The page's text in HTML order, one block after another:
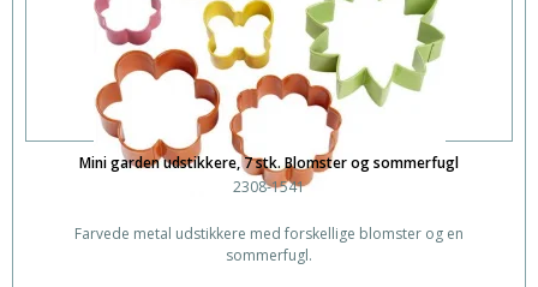
Mini garden udstikkere, 7 stk. Blomster og sommerfugl
2308-1541
Farvede metal udstikkere med forskellige blomster og en
sommerfugl.